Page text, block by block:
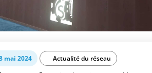
mai 2024
Actualité du réseau